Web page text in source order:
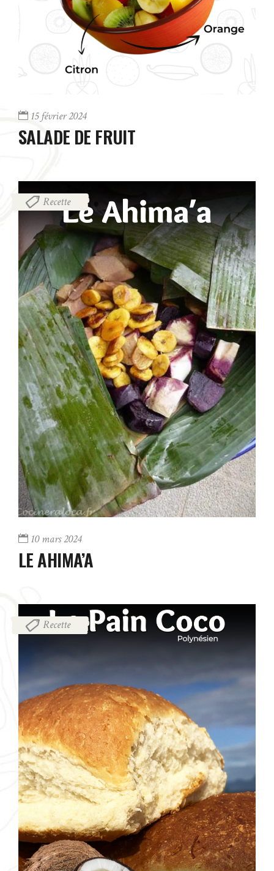
15 février 2024
SALADE DE FRUIT
Recette
10 mars 2024
LE AHIMA’A
Recette